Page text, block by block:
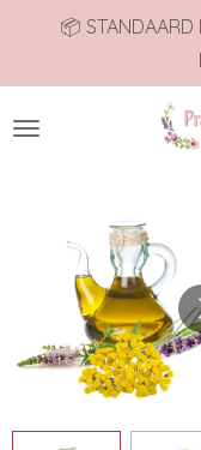
de
📦 STANDAARD